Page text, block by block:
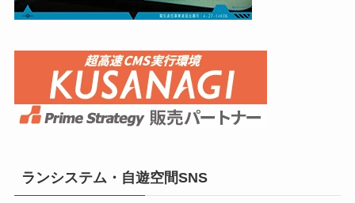
ランシステム・自遊空間SNS